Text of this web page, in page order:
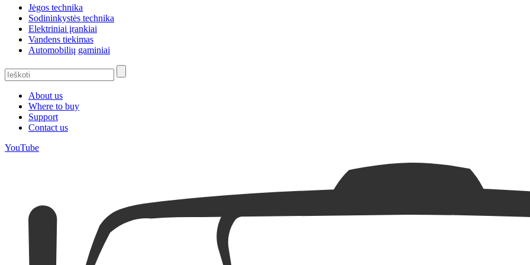
Jėgos technika
Sodininkystės technika
Elektriniai įrankiai
Vandens tiekimas
Automobilių gaminiai
About us
Where to buy
Support
Contact us
YouTube